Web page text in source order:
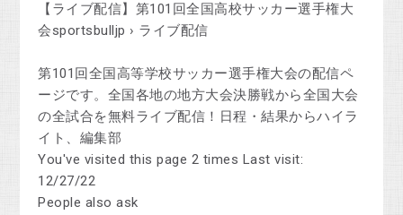
【ライブ配信】第101回全国高校サッカー選手権大
会sportsbulljp › ライブ配信
第101回全国高等学校サッカー選手権大会の配信ペ
ージです。全国各地の地方大会決勝戦から全国大会
の全試合を無料ライブ配信！日程・結果からハイラ
イト、編集部
You've visited this page 2 times Last visit:
12/27/22
People also ask